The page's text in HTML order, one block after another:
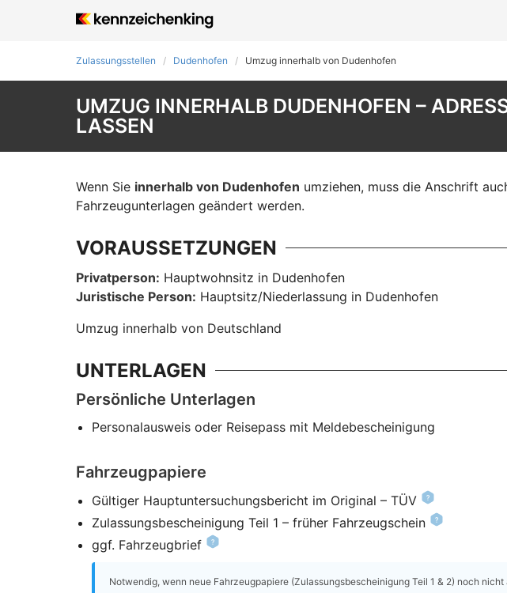
Zulassungsstellen Dudenhofen Umzug innerhalb von Dudenhofen
UMZUG INNERHALB DUDENHOFEN –
LASSEN
Wenn Sie innerhalb von Dudenhofen umziehen, muss die Anschrift
Fahrzeugunterlagen geändert werden.
VORAUSSETZUNGEN
Privatperson: Hauptwohnsitz in Dudenhofen
Juristische Person: Hauptsitz/Niederlassung in Dudenhofen
Umzug innerhalb von Deutschland
UNTERLAGEN
Persönliche Unterlagen
Personalausweis oder Reisepass mit Meldebescheinigung
Fahrzeugpapiere
Gültiger Hauptuntersuchungsbericht im Original – TÜV
Zulassungsbescheinigung Teil 1 – früher Fahrzeugschein
ggf. Fahrzeugbrief
Notwendig, wenn neue Fahrzeugpapiere (Zulassungsbescheinigung Teil 1 & 2) noch